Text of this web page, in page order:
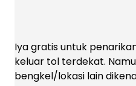
Iya gratis untuk
keluar tol terdekat.
bengkel/lokasi lain